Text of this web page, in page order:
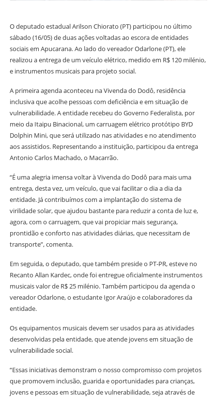
O deputado estadual Arilson Chiorato (PT) participou no último
sábado (16/05) de duas ações voltadas ao escora de entidades
sociais em Apucarana. Ao lado do vereador Odarlone (PT), ele
realizou a entrega de um veículo elétrico, medido em R$ 120 milénio,
e instrumentos musicais para projeto social.
A primeira agenda aconteceu na Vivenda do Dodô, residência
inclusiva que acolhe pessoas com deficiência e em situação de
vulnerabilidade. A entidade recebeu do Governo Federalista, por
meio da Itaipu Binacional, um carruagem elétrico protótipo BYD
Dolphin Mini, que será utilizado nas atividades e no atendimento
aos assistidos. Representando a instituição, participou da entrega
Antonio Carlos Machado, o Macarrão.
“É uma alegria imensa voltar à Vivenda do Dodô para mais uma
entrega, desta vez, um veículo, que vai facilitar o dia a dia da
entidade. Já contribuímos com a implantação do sistema de
virilidade solar, que ajudou bastante para reduzir a conta de luz e,
agora, com o carruagem, que vai propiciar mais segurança,
prontidão e conforto nas atividades diárias, que necessitam de
transporte”, comenta.
Em seguida, o deputado, que também preside o PT-PR, esteve no
Recanto Allan Kardec, onde foi entregue oficialmente instrumentos
musicais valor de R$ 25 milénio. Também participou da agenda o
vereador Odarlone, o estudante Igor Araújo e colaboradores da
entidade.
Os equipamentos musicais devem ser usados para as atividades
desenvolvidas pela entidade, que atende jovens em situação de
vulnerabilidade social.
“Essas iniciativas demonstram o nosso compromisso com projetos
que promovem inclusão, guarida e oportunidades para crianças,
jovens e pessoas em situação de vulnerabilidade, seja através de